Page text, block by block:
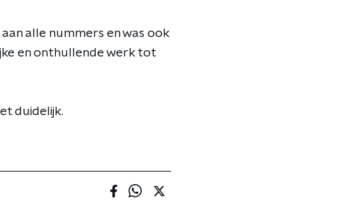
alle nummers en was ook
en onthullende werk tot
duidelijk.